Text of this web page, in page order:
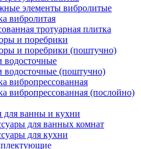
элементы вибролитые
вибролитая
тротуарная плитка
и поребрики
и поребрики (поштучно)
водосточные
водосточные (поштучно)
вибропрессованная
вибропрессованная (послойно)
для ванны и кухни
для ванных комнат
для кухни